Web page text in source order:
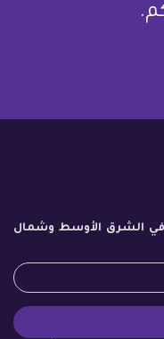
في الشرق الأوسط وشمال